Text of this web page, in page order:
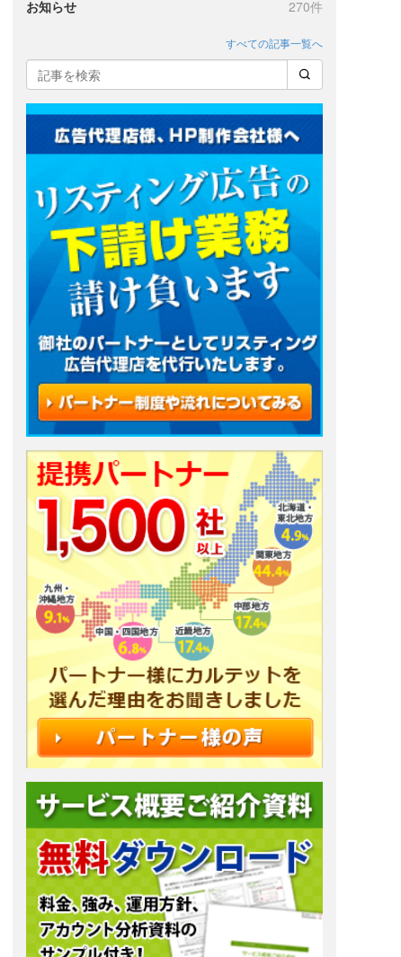
お知らせ 270件
すべての記事一覧へ